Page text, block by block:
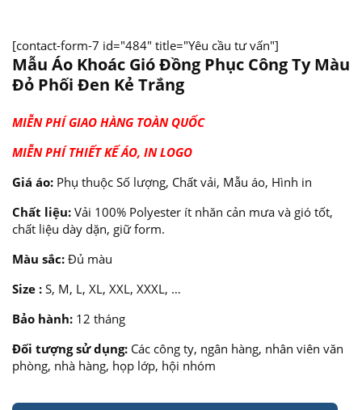
[contact-form-7 id="484" title="Yêu cầu tư vấn"]
Mẫu Áo Khoác Gió Đồng Phục Công Ty Màu
Đỏ Phối Đen Kẻ Trắng
MIỄN PHÍ GIAO HÀNG TOÀN QUỐC
MIỄN PHÍ THIẾT KẾ ÁO, IN LOGO
Giá áo: Phụ thuộc Số lượng, Chất vải, Mẫu áo, Hình in
Chất liệu: Vải 100% Polyester ít nhăn cản mưa và gió tốt,
chất liệu dày dặn, giữ form.
Màu sắc: Đủ màu
Size : S, M, L, XL, XXL, XXXL, …
Bảo hành: 12 tháng
Đối tượng sử dụng: Các công ty, ngân hàng, nhân viên văn
phòng, nhà hàng, họp lớp, hội nhóm